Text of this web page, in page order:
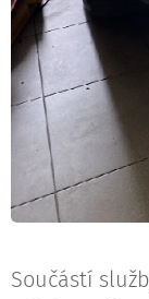
Součástí